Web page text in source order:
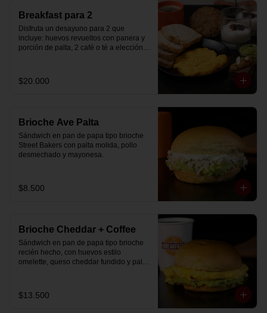
Breakfast para 2
Disfruta un desayuno para 2 que
incluye: huevos revueltos con panera y
porción de palta, 2 café o té a elección, 2
hecha en casa, un mini brownie y galleta
de avena para compartir.
$20.000
Brioche Ave Palta
Sándwich en pan de papa tipo brioche
Street Bakers con palta molida, pollo
desmechado y mayonesa.
$8.500
Brioche Cheddar + Coffee
Sándwich en pan de papa tipo brioche
recién hecho, con huevos estilo
omelette, queso cheddar fundido y palta,
Se envía en bolsa delivery.
$13.500